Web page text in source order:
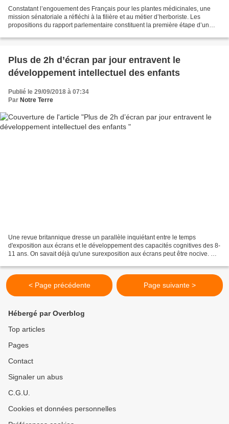
Constatant l’engouement des Français pour les plantes médicinales, une
mission sénatoriale a réfléchi à la filière et au métier d’herboriste. Les
propositions du rapport parlementaire constituent la première étape d’un
Plus de 2h d’écran par jour entravent le
développement intellectuel des enfants
Publié le 29/09/2018 à 07:34
Par Notre Terre
Une revue britannique dresse un parallèle inquiétant entre le temps
d'exposition aux écrans et le développement des capacités cognitives des 8-
11 ans. On savait déjà qu'une surexposition aux écrans peut être nocive. On
< Page précédente Page suivante >
Hébergé par Overblog
Top articles
Pages
Contact
Signaler un abus
C.G.U.
Cookies et données personnelles